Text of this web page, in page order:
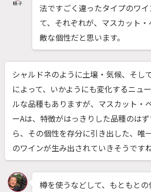
法ですごく違ったタイプのワ
て、それぞれが、マスカット
敵な個性だと思います。
シャルドネのように土壌・気候、そし
によって、いかようにも変化するニュ
ルな品種もありますが、マスカット・
ーAは、特徴がはっきりした品種のは
ら、その個性を存分に引き出した、唯
のワインが生み出されていきそうです
樽を使うなどして、もともと